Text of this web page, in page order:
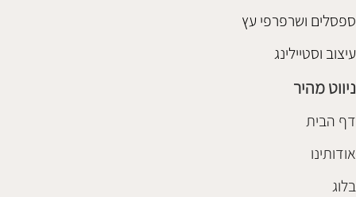
ספסלים ושרפרפי עץ
עיצוב וסטיילינג
ניווט מהיר
דף הבית
אודותינו
בלוג